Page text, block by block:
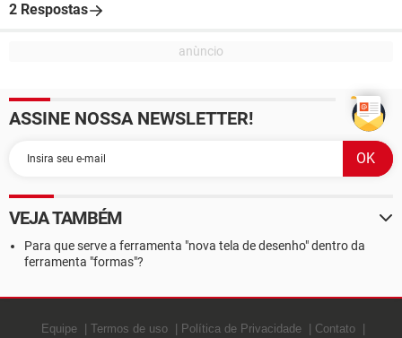
2 Respostas
ASSINE NOSSA NEWSLETTER!
VEJA TAMBÉM
Para que serve a ferramenta "nova tela de desenho" dentro da
ferramenta "formas"?
Equipe Termos de uso Política de Privacidade Contato